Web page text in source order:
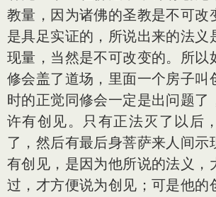
教量，因为诸佛的圣教是不可改
是具足实证的，所说出来的法义
现量，当然是不可改变的。所以
修会盖了道场，里面一个房子叫
时的正觉同修会一定是出问题了
许有创见。只有正法灭了以后
了，然后有最后身菩萨来人间示
有创见，是因为他所说的法义，
过，才方便说为创见；可是他的